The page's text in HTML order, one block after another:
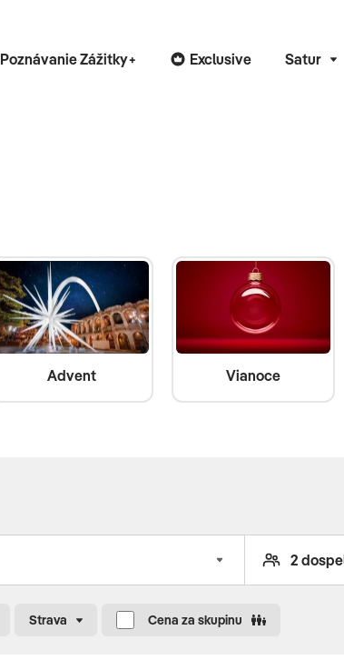
Poznávanie Zážitky+ Exclusive Satur
Advent Vianoce
Strava Cena za skupinu